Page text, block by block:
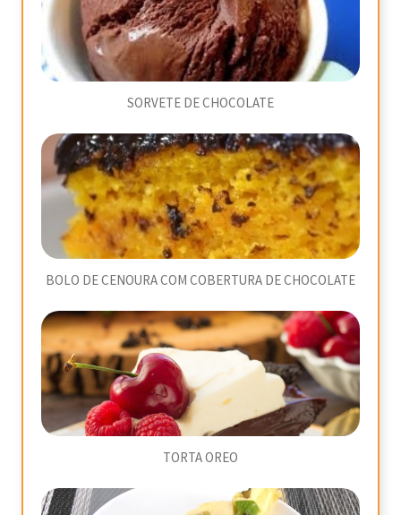
SORVETE DE CHOCOLATE
BOLO DE CENOURA COM COBERTURA DE CHOCOLATE
TORTA OREO